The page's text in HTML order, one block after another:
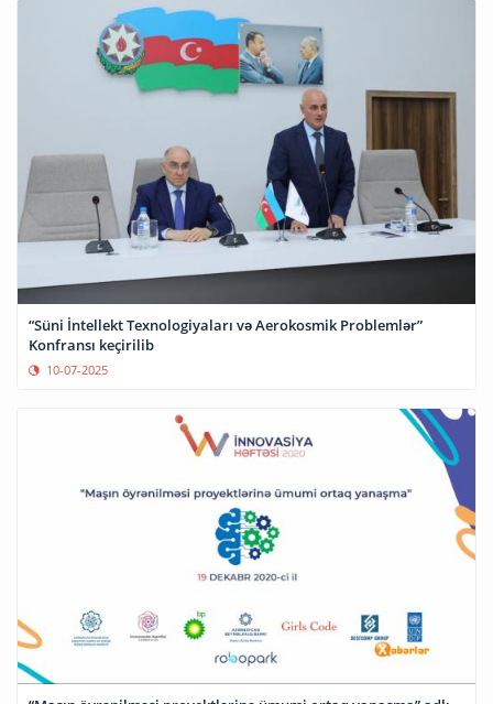
“Süni İntellekt Texnologiyaları və Aerokosmik Problemlər”
Konfransı keçirilib
10-07-2025